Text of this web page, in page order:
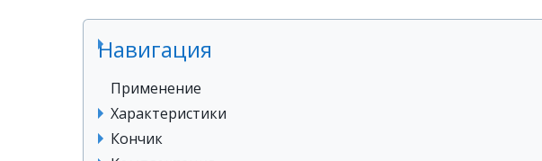
Навигация
Применение
Характеристики
Кончик